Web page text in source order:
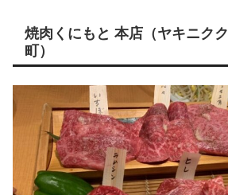
焼肉くにもと 本店（ヤキニク
町）